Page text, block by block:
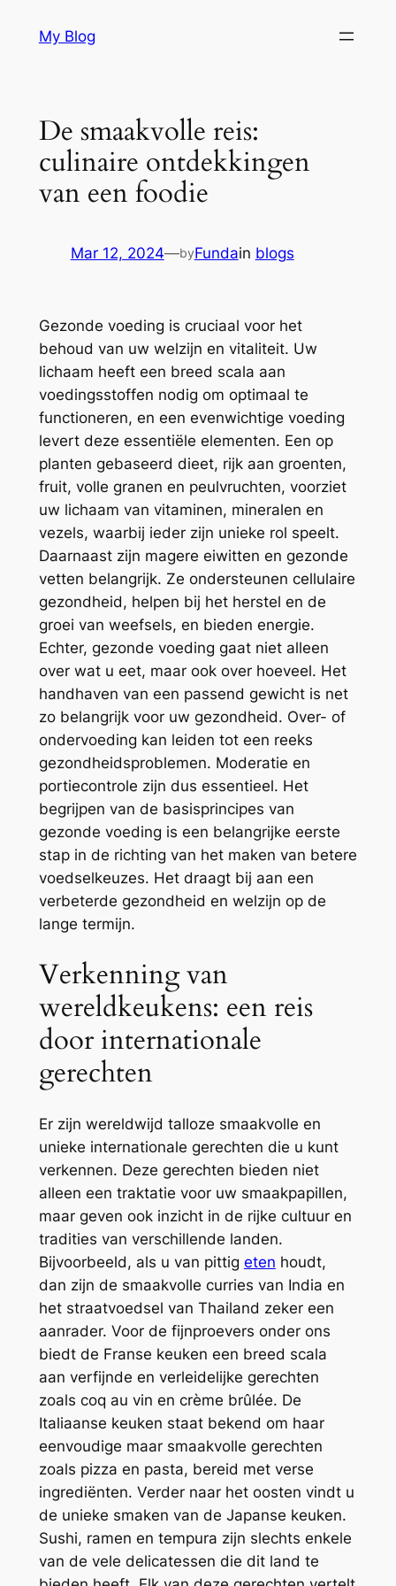
My Blog
De smaakvolle reis:
culinaire ontdekkingen
van een foodie
Mar 12, 2024—byFundain blogs
Gezonde voeding is cruciaal voor het
behoud van uw welzijn en vitaliteit. Uw
lichaam heeft een breed scala aan
voedingsstoffen nodig om optimaal te
functioneren, en een evenwichtige voeding
levert deze essentiële elementen. Een op
planten gebaseerd dieet, rijk aan groenten,
fruit, volle granen en peulvruchten, voorziet
uw lichaam van vitaminen, mineralen en
vezels, waarbij ieder zijn unieke rol speelt.
Daarnaast zijn magere eiwitten en gezonde
vetten belangrijk. Ze ondersteunen cellulaire
gezondheid, helpen bij het herstel en de
groei van weefsels, en bieden energie.
Echter, gezonde voeding gaat niet alleen
over wat u eet, maar ook over hoeveel. Het
handhaven van een passend gewicht is net
zo belangrijk voor uw gezondheid. Over- of
ondervoeding kan leiden tot een reeks
gezondheidsproblemen. Moderatie en
portiecontrole zijn dus essentieel. Het
begrijpen van de basisprincipes van
gezonde voeding is een belangrijke eerste
stap in de richting van het maken van betere
voedselkeuzes. Het draagt bij aan een
verbeterde gezondheid en welzijn op de
lange termijn.
Verkenning van
wereldkeukens: een reis
door internationale
gerechten
Er zijn wereldwijd talloze smaakvolle en
unieke internationale gerechten die u kunt
verkennen. Deze gerechten bieden niet
alleen een traktatie voor uw smaakpapillen,
maar geven ook inzicht in de rijke cultuur en
tradities van verschillende landen.
Bijvoorbeeld, als u van pittig eten houdt,
dan zijn de smaakvolle curries van India en
het straatvoedsel van Thailand zeker een
aanrader. Voor de fijnproevers onder ons
biedt de Franse keuken een breed scala
aan verfijnde en verleidelijke gerechten
zoals coq au vin en crème brûlée. De
Italiaanse keuken staat bekend om haar
eenvoudige maar smaakvolle gerechten
zoals pizza en pasta, bereid met verse
ingrediënten. Verder naar het oosten vindt u
de unieke smaken van de Japanse keuken.
Sushi, ramen en tempura zijn slechts enkele
van de vele delicatessen die dit land te